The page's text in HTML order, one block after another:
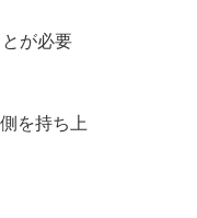
が必要
を持ち上